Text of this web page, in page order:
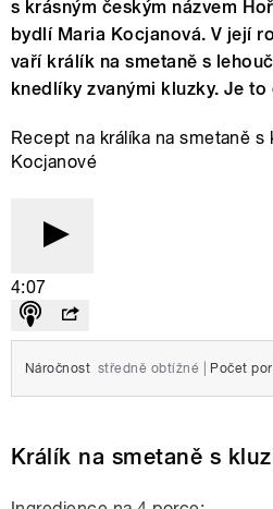
s krásným českým názvem
bydlí Maria Kocjanová. V její
vaří králík na smetaně s
knedlíky zvanými kluzky. Je
Recept na králíka na smetaně s
Kocjanové
4:07
Náročnost středně obtížné Počet
Králík na smetaně s